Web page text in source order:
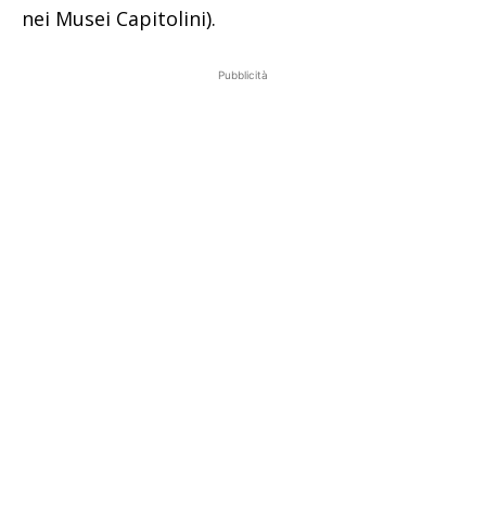
nei Musei Capitolini).
Pubblicità